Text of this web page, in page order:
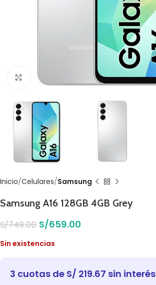
Click to enlarge
Inicio Celulares Samsung
Samsung A16 128GB 4GB Grey
S/749.00 S/659.00
Sin existencias
3 cuotas de S/ 219.67 sin interés